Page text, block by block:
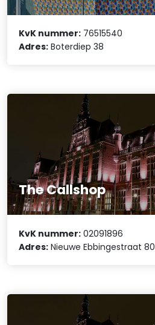
KvK nummer: 76515540
Adres: Boterdiep 38
The Callshop
KvK nummer: 02091896
Adres: Nieuwe Ebbingestraat 80